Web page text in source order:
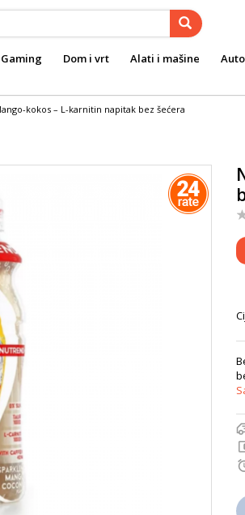
Gaming Dom i vrt Alati i mašine
kokos – L-karnitin napitak bez šećera